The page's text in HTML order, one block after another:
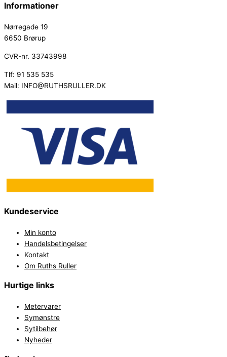
Informationer
Nørregade 19
6650 Brørup
CVR-nr. 33743998
Tlf: 91 535 535
Mail: INFO@RUTHSRULLER.DK
Kundeservice
Min konto
Handelsbetingelser
Kontakt
Om Ruths Ruller
Hurtige links
Metervarer
Symønstre
Sytilbehør
Nyheder